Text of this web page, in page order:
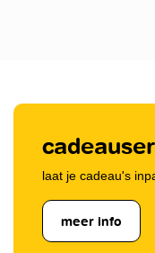
laat je cadeau's
meer info